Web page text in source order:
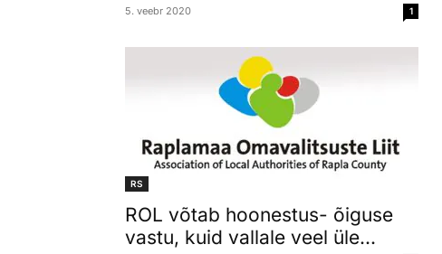
5. veebr 2020 1
RS
ROL võtab hoonestus- õiguse
vastu, kuid vallale veel üle...